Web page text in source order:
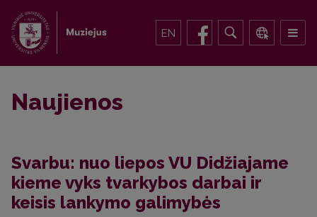
EN
Naujienos
Svarbu: nuo liepos VU Didžiajame
kieme vyks tvarkybos darbai ir
keisis lankymo galimybės